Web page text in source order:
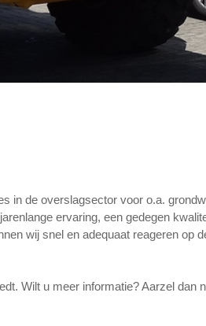
in de overslagsector voor o.a.
ervaring, een gedegen
wij snel en adequaat reageren
Wilt u meer informatie? Aarzel dan